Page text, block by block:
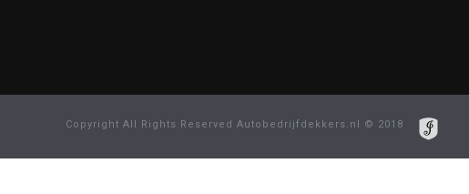
Copyright All Rights Reserved Autobedrijfdekkers.nl © 2018